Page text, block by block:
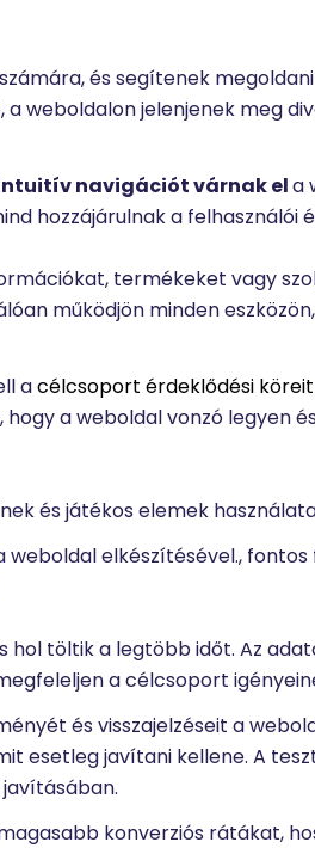
és segítenek
weboldalon jelenjenek meg
navigációt várnak ela
hozzájárulnak a felhasználói
termékeket vagy
működjön minden
acélcsoport érdeklődési köreit
a weboldal vonzó legyen
és játékos elemek
weboldal elkészítésével.,
hol töltik a legtöbb időt. Az
a célcsoport
és visszajelzéseit a
esetleg javítani kellene. A
konverziós rátákat,